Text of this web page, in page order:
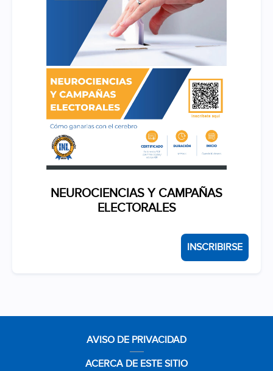
NEUROCIENCIAS Y CAMPAÑAS
ELECTORALES
INSCRIBIRSE
AVISO DE PRIVACIDAD
ACERCA DE ESTE SITIO